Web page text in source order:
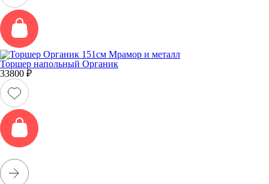
Торшер напольный Органик
33800 ₽